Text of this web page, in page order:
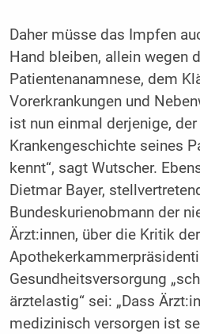
Daher müsse das Impfen
Hand bleiben, allein wegen
Patientenanamnese, dem
Vorerkrankungen und
ist nun einmal derjenige,
Krankengeschichte seines
kennt“, sagt Wutscher.
Dietmar Bayer,
Bundeskurienobmann der
Ärzt:innen, über die Kritik der
Gesundheitsversorgung
ärztelastig“ sei: „Dass
medizinisch versorgen ist